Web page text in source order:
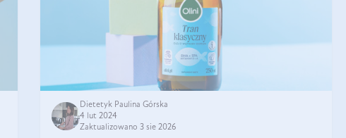
Dietetyk Paulina Górska
4 lut 2024
Zaktualizowano 3 sie 2026